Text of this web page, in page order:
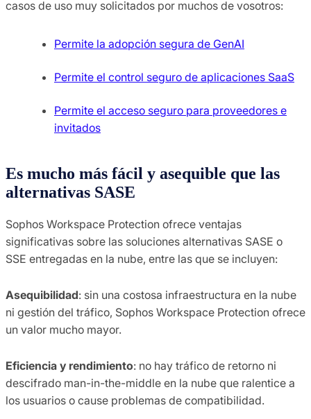
casos de uso muy solicitados por muchos de vosotros:
Permite la adopción segura de GenAI
Permite el control seguro de aplicaciones SaaS
Permite el acceso seguro para proveedores e
invitados
Es mucho más fácil y asequible que las
alternativas SASE
Sophos Workspace Protection ofrece ventajas
significativas sobre las soluciones alternativas SASE o
SSE entregadas en la nube, entre las que se incluyen:
Asequibilidad: sin una costosa infraestructura en la nube
ni gestión del tráfico, Sophos Workspace Protection ofrece
un valor mucho mayor.
Eficiencia y rendimiento: no hay tráfico de retorno ni
descifrado man-in-the-middle en la nube que ralentice a
los usuarios o cause problemas de compatibilidad.